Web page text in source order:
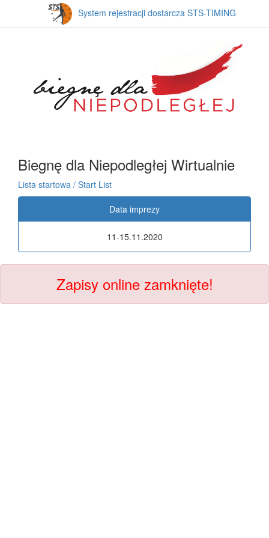
System rejestracji dostarcza STS-TIMING
Biegnę dla Niepodległej Wirtualnie
Lista startowa / Start List
Data imprezy
11-15.11.2020
Zapisy online zamknięte!